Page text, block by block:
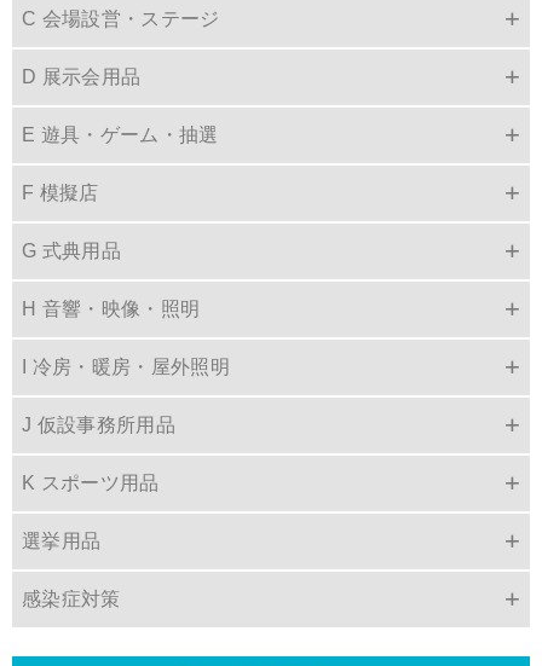
C 会場設営・ステージ
D 展示会用品
E 遊具・ゲーム・抽選
F 模擬店
G 式典用品
H 音響・映像・照明
I 冷房・暖房・屋外照明
J 仮設事務所用品
K スポーツ用品
選挙用品
感染症対策